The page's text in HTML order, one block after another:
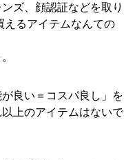
ズ、顔認証などを取り
えるアイテムなんての
良い＝コスパ良し」を
上のアイテムはないで